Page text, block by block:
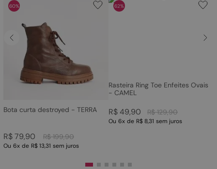
60%
Bota curta destroyed - TERRA
R$ 199,90
R$79,90
Ou 6x de R$ 13,31 sem juros
62%
Rasteira Ring Toe Enfeites Ovais
- CAMEL
R$ 129,90
R$49,90
Ou 6x de R$ 8,31 sem juros